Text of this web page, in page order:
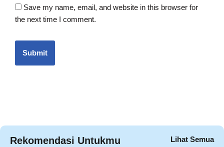
Save my name, email, and website in this browser for
the next time I comment.
Rekomendasi Untukmu Lihat Semua